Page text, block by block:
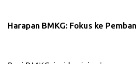
Harapan BMKG: Fokus ke